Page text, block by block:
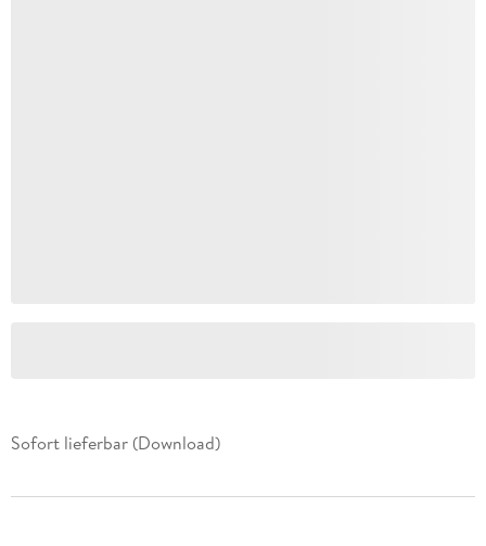
Sofort lieferbar (Download)